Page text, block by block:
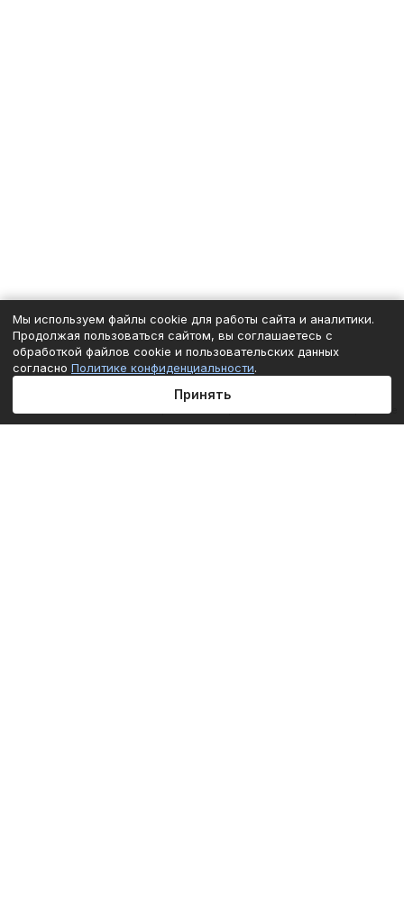
Сравнение
Мы используем файлы cookie для работы сайта и аналитики.
Продолжая пользоваться сайтом, вы соглашаетесь с
обработкой файлов cookie и пользовательских данных
согласно Политике конфиденциальности.
Принять